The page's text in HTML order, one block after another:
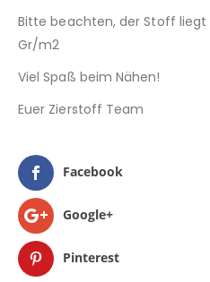
Bitte beachten, der Stoff liegt
Gr/m2
Viel Spaß beim Nähen!
Euer Zierstoff Team
Facebook
Google+
Pinterest